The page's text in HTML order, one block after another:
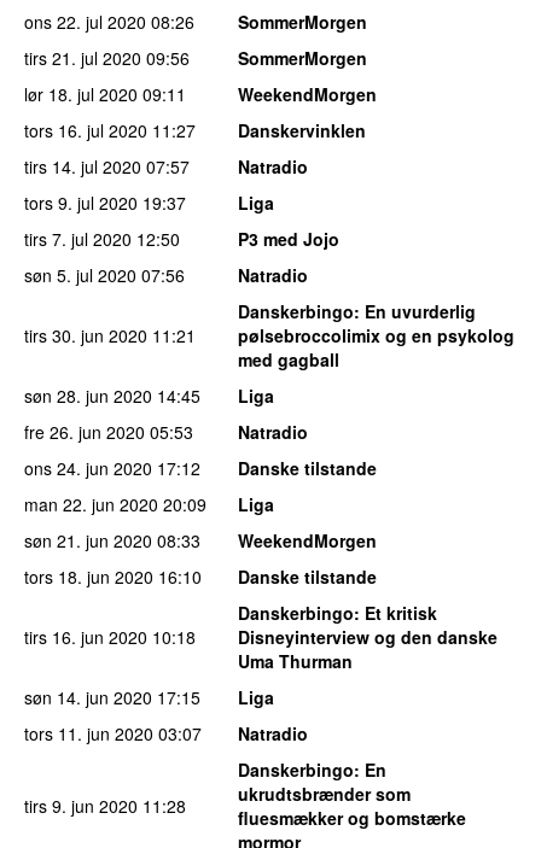
ons 22. jul 2020 08:26
SommerMorgen
tirs 21. jul 2020 09:56
SommerMorgen
lør 18. jul 2020 09:11
WeekendMorgen
tors 16. jul 2020 11:27
Danskervinklen
tirs 14. jul 2020 07:57
Natradio
tors 9. jul 2020 19:37
Liga
tirs 7. jul 2020 12:50
P3 med Jojo
søn 5. jul 2020 07:56 Natradio
tirs 30. jun 2020 11:21
Danskerbingo: En uvurderlig
pølsebroccolimix og en psykolog
med gagball
søn 28. jun 2020 14:45
Liga
fre 26. jun 2020 05:53
Natradio
ons 24. jun 2020 17:12
Danske tilstande
man 22. jun 2020 20:09
Liga
søn 21. jun 2020 08:33
WeekendMorgen
tors 18. jun 2020 16:10 Danske tilstande
tirs 16. jun 2020 10:18
Danskerbingo: Et kritisk
Disneyinterview og den danske
Uma Thurman
søn 14. jun 2020 17:15
Liga
tors 11. jun 2020 03:07 Natradio
tirs 9. jun 2020 11:28
Danskerbingo: En
ukrudtsbrænder som
fluesmækker og bomstærke
mormor